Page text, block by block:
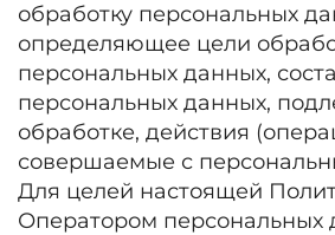
обработку персональных
определяющее цели
персональных данных,
персональных данных,
обработке, действия
совершаемые с
Для целей настоящей
Оператором персональных